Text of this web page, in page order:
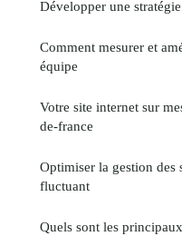
Développer une
Comment mesurer et
équipe
Votre site internet sur
de-france
Optimiser la gestion des
fluctuant
Quels sont les